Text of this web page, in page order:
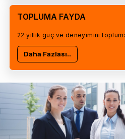
TOPLUMA FAYDA
22 yıllık güç ve deneyimini
Daha Fazlası..